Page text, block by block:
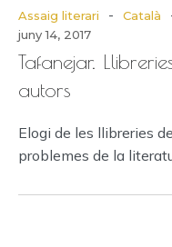
Assaig literari - Català
juny 14, 2017
Tafanejar.
autors
Elogi de les llibreries
problemes de la